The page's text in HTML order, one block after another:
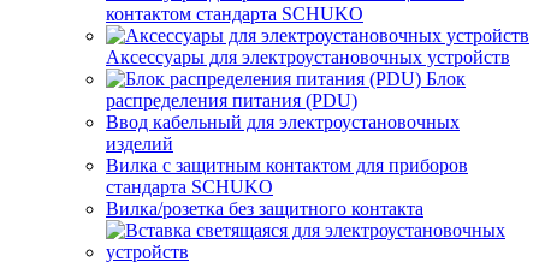
контактом стандарта SCHUKO
Аксессуары для электроустановочных устройств
Блок
распределения питания (PDU)
Ввод кабельный для электроустановочных
изделий
Вилка с защитным контактом для приборов
стандарта SCHUKO
Вилка/розетка без защитного контакта